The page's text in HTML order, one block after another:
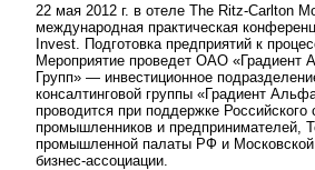
22 мая 2012 г. в отеле The Ritz-Carlton
международная практическая
Invest. Подготовка предприятий к
Мероприятие проведет ОАО «Градиент
Групп» — инвестиционное
консалтинговой группы «Градиент
проводится при поддержке Российского
промышленников и предпринимателей,
промышленной палаты РФ и
бизнес-ассоциации.